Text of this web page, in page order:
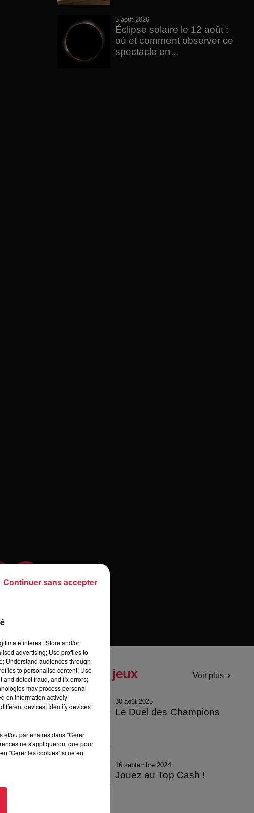
3 août 2026
Éclipse solaire le 12 août :
où et comment observer ce
spectacle en...
Tous les jeux Voir plus
30 août 2025
Le Duel des Champions
16 septembre 2024
Jouez au Top Cash !
interest: Store and/or
advertising; Use profiles to
Understand audiences through
to personalise content; Use
and detect fraud, and fix errors;
may process personal
on information actively
devices; Identify devices
et/ou partenaires dans "Gérer
ne s'appliqueront que pour
"Gérer les cookies" situé en
Continuer sans accepter